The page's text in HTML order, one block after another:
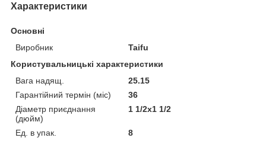
Характеристики
Основні
Виробник
Taifu
Користувальницькі характеристики
Вага надящ.
25.15
Гарантійний термін (міс)
36
Діаметр приєднання
(дюйм)
1 1/2x1 1/2
Ед. в упак.
8